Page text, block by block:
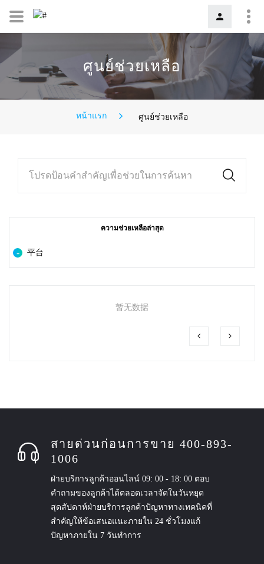
ศูนย์ช่วยเหลือ
หน้าแรก ศูนย์ช่วยเหลือ
โปรดป้อนคำสำคัญเพื่อช่วยในการค้นหา
ความช่วยเหลือล่าสุด
平台
暂无数据
สายด่วนก่อนการขาย 400-893-
1006
ฝ่ายบริการลูกค้าออนไลน์ 09: 00 - 18: 00 ตอบ
คำถามของลูกค้าได้ตลอดเวลาจัดในวันหยุด
สุดสัปดาห์ฝ่ายบริการลูกค้าปัญหาทางเทคนิคที่
สำคัญให้ข้อเสนอแนะภายใน 24 ชั่วโมงแก้
ปัญหาภายใน 7 วันทำการ